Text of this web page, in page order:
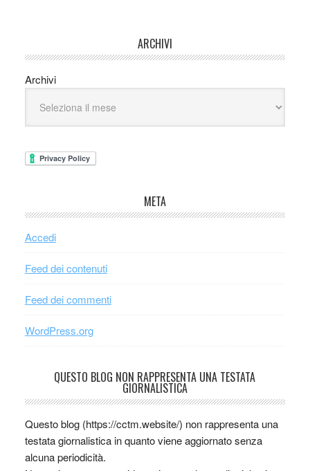
ARCHIVI
Archivi
META
Accedi
Feed dei contenuti
Feed dei commenti
WordPress.org
QUESTO BLOG NON RAPPRESENTA UNA TESTATA
GIORNALISTICA
Questo blog (https://cctm.website/) non rappresenta una
testata giornalistica in quanto viene aggiornato senza
alcuna periodicità.